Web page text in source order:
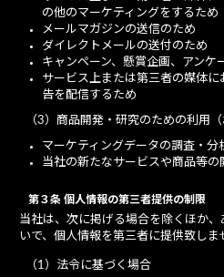
の他のマーケティングをするため
メールマガジンの送信のため
ダイレクトメールの送付のため
キャンペーン、懸賞企画、アンケ
サービス上または第三者の媒体
告を配信するため
（3）商品開発・研究のための利用
マーケティングデータの調査・分
当社の新たなサービスや商品等の
第３条 個人情報の第三者提供の制限
当社は、次に掲げる場合を除くほか
いで、個人情報を第三者に提供致しま
（1）法令に基づく場合